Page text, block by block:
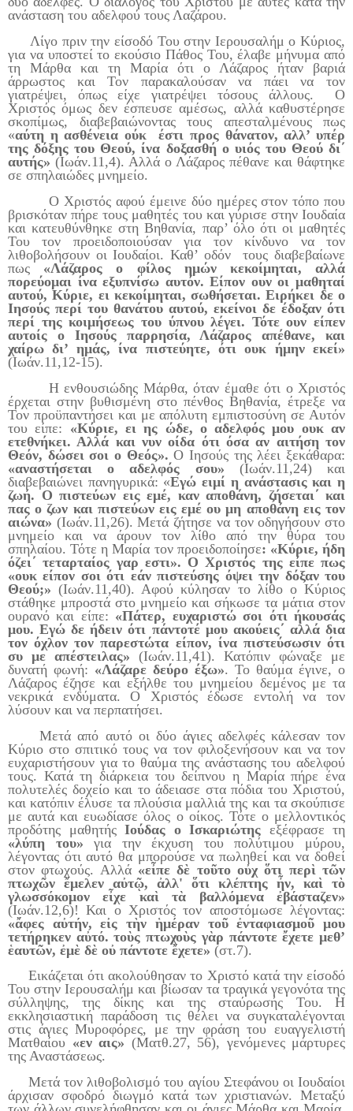
ανάσταση του αδελφού τους Λαζάρου.
Λίγο πριν την είσοδό Του στην Ιερουσαλήμ ο Κύριος,
για να υποστεί το εκούσιο Πάθος Του, έλαβε μήνυμα από
τη Μάρθα και τη Μαρία ότι ο Λάζαρος ήταν βαριά
άρρωστος και Τον παρακαλούσαν να πάει να τον
γιατρέψει, όπως είχε γιατρέψει τόσους άλλους. Ο
Χριστός όμως δεν έσπευσε αμέσως, αλλά καθυστέρησε
σκοπίμως, διαβεβαιώνοντας τους απεσταλμένους πως
«αύτη η ασθένεια ούκ έστι προς θάνατον, αλλ’ υπέρ
της δόξης του Θεού, ίνα δοξασθή ο υιός του Θεού δι΄
αυτής» (Ιωάν.11,4). Αλλά ο Λάζαρος πέθανε και θάφτηκε
σε σπηλαιώδες μνημείο.
Ο Χριστός αφού έμεινε δύο ημέρες στον τόπο που
βρισκόταν πήρε τους μαθητές του και γύρισε στην Ιουδαία
και κατευθύνθηκε στη Βηθανία, παρ’ όλο ότι οι μαθητές
Του τον προειδοποιούσαν για τον κίνδυνο να τον
λιθοβολήσουν οι Ιουδαίοι. Καθ’ οδόν τους διαβεβαίωνε
πως «Λάζαρος ο φίλος ημών κεκοίμηται, αλλά
πορεύομαι ίνα εξυπνίσω αυτόν. Είπον ουν οι μαθηταί
αυτού, Κύριε, ει κεκοίμηται, σωθήσεται. Ειρήκει δε ο
Ιησούς περί του θανάτου αυτού, εκείνοι δε έδοξαν ότι
περί της κοιμήσεως του ύπνου λέγει. Τότε ουν είπεν
αυτοίς ο Ιησούς παρρησία, Λάζαρος απέθανε, και
χαίρω δι’ ημάς, ίνα πιστεύητε, ότι ουκ ήμην εκεί»
(Ιωάν.11,12-15).
Η ενθουσιώδης Μάρθα, όταν έμαθε ότι ο Χριστός
έρχεται στην βυθισμένη στο πένθος Βηθανία, έτρεξε να
Τον προϋπαντήσει και με απόλυτη εμπιστοσύνη σε Αυτόν
του είπε: «Κύριε, ει ης ώδε, ο αδελφός μου ουκ αν
ετεθνήκει. Αλλά και νυν οίδα ότι όσα αν αιτήση τον
Θεόν, δώσει σοι ο Θεός». Ο Ιησούς της λέει ξεκάθαρα:
«αναστήσεται ο αδελφός σου» (Ιωάν.11,24) και
διαβεβαιώνει πανηγυρικά: «Εγώ ειμί η ανάστασις και η
ζωή. Ο πιστεύων εις εμέ, καν αποθάνη, ζήσεται΄ και
πας ο ζων και πιστεύων εις εμέ ου μη αποθάνη εις τον
αιώνα» (Ιωάν.11,26). Μετά ζήτησε να τον οδηγήσουν στο
μνημείο και να άρουν τον λίθο από την θύρα του
σπηλαίου. Τότε η Μαρία τον προειδοποίησε: «Κύριε, ήδη
όζει΄ τεταρταίος γαρ εστι». Ο Χριστός της είπε πως
«ουκ είπον σοι ότι εάν πιστεύσης όψει την δόξαν του
Θεού;» (Ιωάν.11,40). Αφού κύλησαν το λίθο ο Κύριος
στάθηκε μπροστά στο μνημείο και σήκωσε τα μάτια στον
ουρανό και είπε: «Πάτερ, ευχαριστώ σοι ότι ήκουσάς
μου. Εγώ δε ήδειν ότι πάντοτέ μου ακούεις΄ αλλά δια
τον όχλον τον παρεστώτα είπον, ίνα πιστεύσωσιν ότι
συ με απέστειλας» (Ιωάν.11,41). Κατόπιν φώναξε με
δυνατή φωνή: «Λάζαρε δεύρο έξω». Το θαύμα έγινε, ο
Λάζαρος έζησε και εξήλθε του μνημείου δεμένος με τα
νεκρικά ενδύματα. Ο Χριστός έδωσε εντολή να τον
λύσουν και να περπατήσει.
Μετά από αυτό οι δύο άγιες αδελφές κάλεσαν τον
Κύριο στο σπιτικό τους να τον φιλοξενήσουν και να τον
ευχαριστήσουν για το θαύμα της ανάστασης του αδελφού
τους. Κατά τη διάρκεια του δείπνου η Μαρία πήρε ένα
πολυτελές δοχείο και το άδειασε στα πόδια του Χριστού,
και κατόπιν έλυσε τα πλούσια μαλλιά της και τα σκούπισε
με αυτά και ευωδίασε όλος ο οίκος. Τότε ο μελλοντικός
προδότης μαθητής Ιούδας ο Ισκαριώτης εξέφρασε τη
«λύπη του» για την έκχυση του πολύτιμου μύρου,
λέγοντας ότι αυτό θα μπορούσε να πωληθεί και να δοθεί
στον φτωχούς. Αλλά «εἶπε δὲ τοῦτο οὐχ ὅτι περὶ τῶν
πτωχῶν ἔμελεν αὐτῷ, ἀλλ' ὅτι κλέπτης ἦν, καὶ τὸ
γλωσσόκομον εἶχε καὶ τὰ βαλλόμενα ἐβάσταζεν»
(Ιωάν.12,6)! Και ο Χριστός τον αποστόμωσε λέγοντας:
«ἄφες αὐτήν, εἰς τὴν ἡμέραν τοῦ ἐνταφιασμοῦ μου
τετήρηκεν αὐτό. τοὺς πτωχοὺς γὰρ πάντοτε ἔχετε μεθ’
ἑαυτῶν, ἐμὲ δὲ οὐ πάντοτε ἔχετε» (στ.7).
Εικάζεται ότι ακολούθησαν το Χριστό κατά την είσοδό
Του στην Ιερουσαλήμ και βίωσαν τα τραγικά γεγονότα της
σύλληψης, της δίκης και της σταύρωσής Του. Η
εκκλησιαστική παράδοση τις θέλει να συγκαταλέγονται
στις άγιες Μυροφόρες, με την φράση του ευαγγελιστή
Ματθαίου «εν αις» (Ματθ.27, 56), γενόμενες μάρτυρες
της Αναστάσεως.
Μετά τον λιθοβολισμό του αγίου Στεφάνου οι Ιουδαίοι
άρχισαν σφοδρό διωγμό κατά των χριστιανών. Μεταξύ